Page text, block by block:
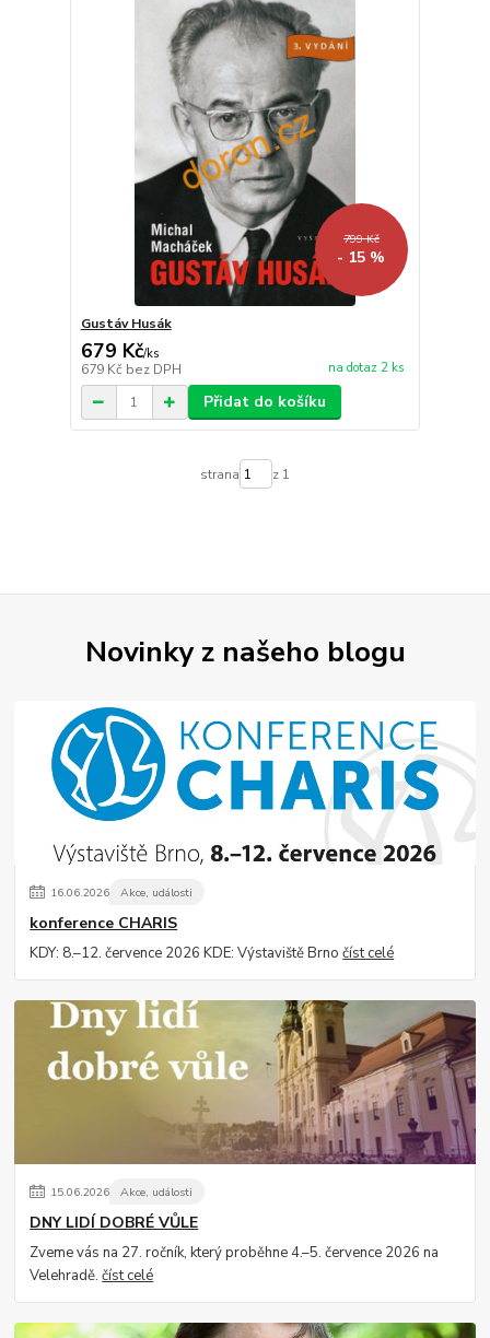
799 Kč
- 15 %
Gustáv Husák
679 Kč/ks
679 Kč bez DPH na dotaz 2 ks
Přidat do košíku
strana z 1
Novinky z našeho blogu
16.06.2026 Akce, události
konference CHARIS
KDY: 8.–12. července 2026 KDE: Výstaviště Brnočíst celé
15.06.2026 Akce, události
DNY LIDÍ DOBRÉ VŮLE
Zveme vás na 27. ročník, který proběhne 4.–5. července 2026 na
Velehradě.číst celé